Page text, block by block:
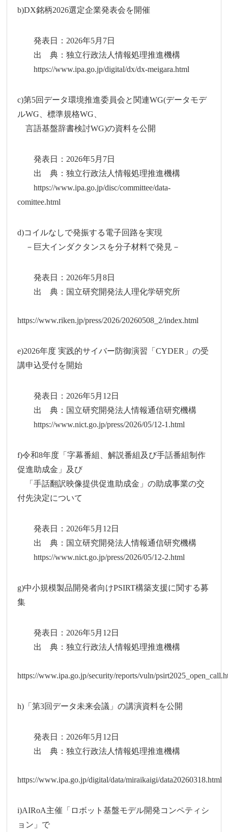
b)DX銘柄2026選定企業発表会を開催
発表日：2026年5月7日
出 典：独立行政法人情報処理推進機構
https://www.ipa.go.jp/digital/dx/dx-meigara.html
c)第5回データ環境推進委員会と関連WG(データモデ
ルWG、標準規格WG、
言語基盤辞書検討WG)の資料を公開
発表日：2026年5月7日
出 典：独立行政法人情報処理推進機構
https://www.ipa.go.jp/disc/committee/data-
comittee.html
d)コイルなしで発振する電子回路を実現
－巨大インダクタンスを分子材料で発見－
発表日：2026年5月8日
出 典：国立研究開発法人理化学研究所
https://www.riken.jp/press/2026/20260508_2/index.html
e)2026年度 実践的サイバー防御演習「CYDER」の受
講申込受付を開始
発表日：2026年5月12日
出 典：国立研究開発法人情報通信研究機構
https://www.nict.go.jp/press/2026/05/12-1.html
f)令和8年度「字幕番組、解説番組及び手話番組制作
促進助成金」及び
「手話翻訳映像提供促進助成金」の助成事業の交
付先決定について
発表日：2026年5月12日
出 典：国立研究開発法人情報通信研究機構
https://www.nict.go.jp/press/2026/05/12-2.html
g)中小規模製品開発者向けPSIRT構築支援に関する募
集
発表日：2026年5月12日
出 典：独立行政法人情報処理推進機構
https://www.ipa.go.jp/security/reports/vuln/
h)「第3回データ未来会議」の講演資料を公開
発表日：2026年5月12日
出 典：独立行政法人情報処理推進機構
https://www.ipa.go.jp/digital/data/miraikaigi/data20260318.html
i)AIRoA主催「ロボット基盤モデル開発コンペティシ
ョン」で